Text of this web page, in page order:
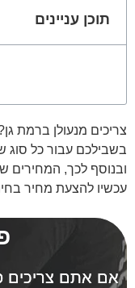
תוכן עניינים
צריכים מנעולן ברמת
בשבילכם עבור כל
ובנוסף לכך, המחירים
עכשיו להצעת מחיר
אם אתם צריכים